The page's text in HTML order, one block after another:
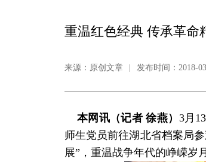
重温红色经典 传承革
来源：原创文章 | 发布时间：2018-
本网讯（记者 徐燕） 3月
师生党员前往湖北省档案局
展”，重温战争年代的峥嵘岁